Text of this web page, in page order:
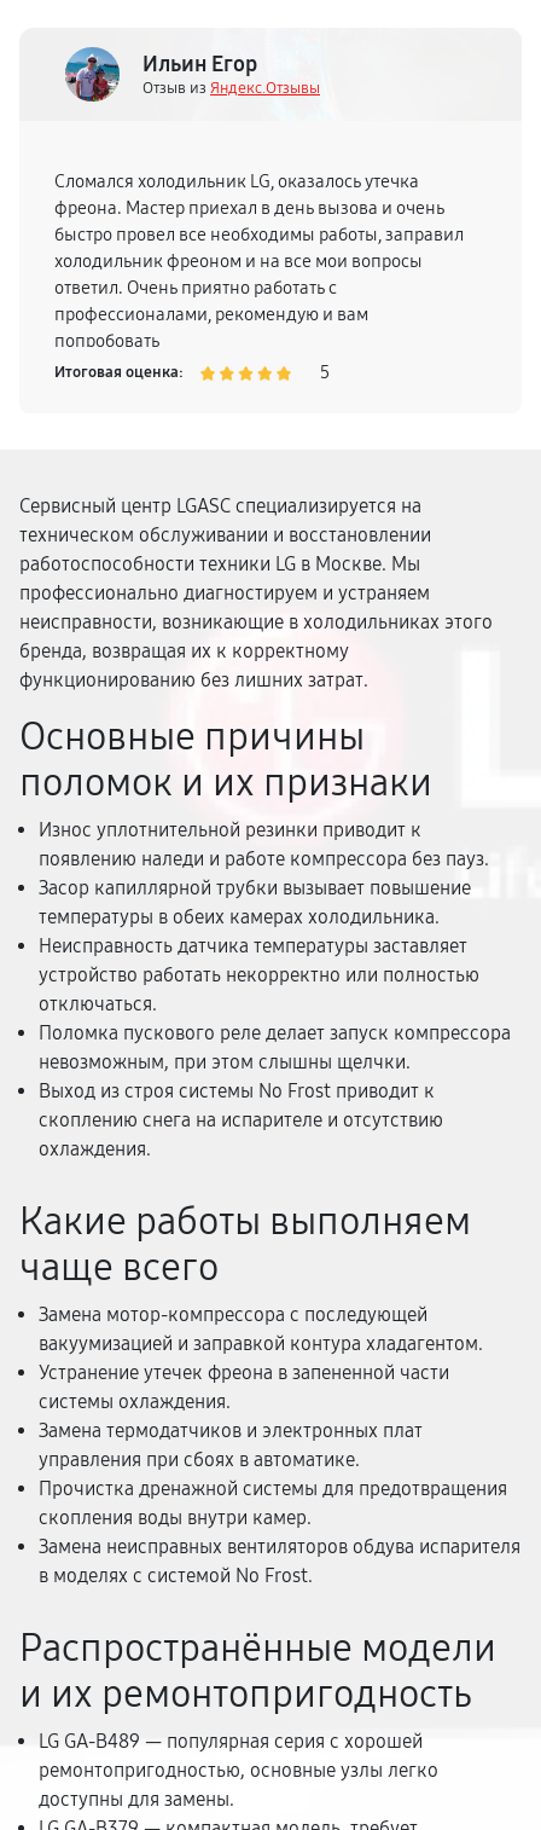
Ильин Егор
Отзыв из Яндекс.Отзывы
Сломался холодильник LG, оказалось утечка
фреона. Мастер приехал в день вызова и очень
быстро провел все необходимы работы, заправил
холодильник фреоном и на все мои вопросы
ответил. Очень приятно работать с
профессионалами, рекомендую и вам
попробовать
Итоговая оценка: 5
Сервисный центр LGASC специализируется на
техническом обслуживании и восстановлении
работоспособности техники LG в Москве. Мы
профессионально диагностируем и устраняем
неисправности, возникающие в холодильниках этого
бренда, возвращая их к корректному
функционированию без лишних затрат.
Основные причины
поломок и их признаки
Износ уплотнительной резинки приводит к
появлению наледи и работе компрессора без пауз.
Засор капиллярной трубки вызывает повышение
температуры в обеих камерах холодильника.
Неисправность датчика температуры заставляет
устройство работать некорректно или полностью
отключаться.
Поломка пускового реле делает запуск компрессора
невозможным, при этом слышны щелчки.
Выход из строя системы No Frost приводит к
скоплению снега на испарителе и отсутствию
охлаждения.
Какие работы выполняем
чаще всего
Замена мотор-компрессора с последующей
вакуумизацией и заправкой контура хладагентом.
Устранение утечек фреона в запененной части
системы охлаждения.
Замена термодатчиков и электронных плат
управления при сбоях в автоматике.
Прочистка дренажной системы для предотвращения
скопления воды внутри камер.
Замена неисправных вентиляторов обдува испарителя
в моделях с системой No Frost.
Распространённые модели
и их ремонтопригодность
LG GA-B489 — популярная серия с хорошей
ремонтопригодностью, основные узлы легко
доступны для замены.